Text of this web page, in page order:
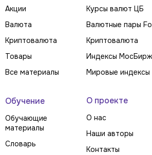
Акции
Валюта
Криптовалюта
Товары
Все материалы
Курсы валют ЦБ
Валютные пары
Криптовалюта
Индексы
Мировые индексы
Обучение
Обучающие
материалы
Словарь
О проекте
О нас
Наши авторы
Контакты